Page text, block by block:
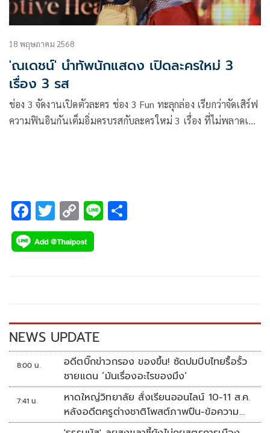
18 พฤษภาคม 2568
'ณเดชน์' นำทัพนักแสดง เปิดละครใหม่ 3
เรื่อง 3 รส
ช่อง 3 จัดงานเปิดตัวละคร ช่อง 3 Fun ทะลุกล่อง เรียกว่าจัดเสิร์ฟ
ความฟินอินกันเต็มอิ่มครบรสกับละครใหม่ 3 เรื่อง ที่ไม่พลาดเด็ด
F
ac
e
k
T
wi
tt
C
o
p
k
Li
NEWS UPDATE
8:00 น.
อดีตบิ๊กข่าวกรอง ของขึ้น! ซัดปมบีบไทยรื้อรั้ว
ชายแดน ‘มันเรื่องอะไรของมึง’
7:41 น.
หาดใหญ่วิทยาลัย สั่งเรียนออนไลน์ 10-11 ส.ค.
หลังอดีตครูต่างชาติโพสต์ภาพปืน-ข้อความ
ข่มขู่